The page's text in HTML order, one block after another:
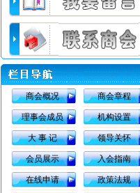
商会概况 商会章程
理事会成员 机构设置
大 事 记 领导关怀
会员展示 入会指南
在线申请 政策法规